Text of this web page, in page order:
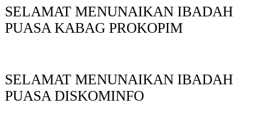
SELAMAT MENUNAIKAN IBADAH
PUASA KABAG PROKOPIM
SELAMAT MENUNAIKAN IBADAH
PUASA DISKOMINFO